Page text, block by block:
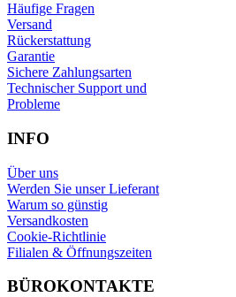
Häufige Fragen
Versand
Rückerstattung
Garantie
Sichere Zahlungsarten
Technischer Support und
Probleme
INFO
Über uns
Werden Sie unser Lieferant
Warum so günstig
Versandkosten
Cookie-Richtlinie
Filialen & Öffnungszeiten
BÜROKONTAKTE